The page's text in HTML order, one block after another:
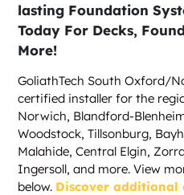
lasting Foundation
Today For Decks,
More!
GoliathTech South Oxford/
certified installer for the
Norwich, Blandford-
Woodstock, Tillsonburg,
Malahide, Central Elgin,
Ingersoll, and more. View
below. Discover additional